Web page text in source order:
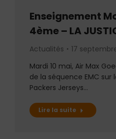
Enseignement
4ème – LA
Actualités
17
Mardi 10 mai, Air Max
de la séquence EMC sur
Packers Jerseys…
Lire la suite